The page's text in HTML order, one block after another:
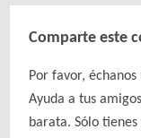
Comparte este
Por favor,
Ayuda a tus
barata. Sólo